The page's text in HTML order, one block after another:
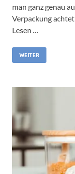
man ganz genau
Verpackung
Lesen …
WEITER